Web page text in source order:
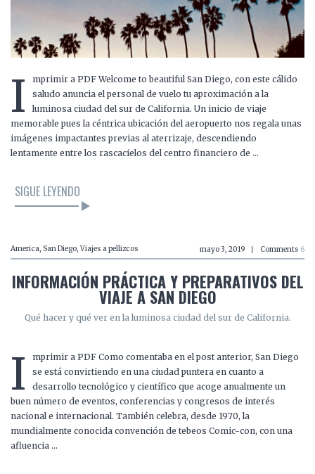
I
mprimir a PDF Welcome to beautiful San Diego, con este cálido
saludo anuncia el personal de vuelo tu aproximación a la
luminosa ciudad del sur de California. Un inicio de viaje
memorable pues la céntrica ubicación del aeropuerto nos regala unas
imágenes impactantes previas al aterrizaje, descendiendo
lentamente entre los rascacielos del centro financiero de …
SIGUE LEYENDO
America San Diego Viajes a pellizcos mayo 3, 2019 Comments 6
INFORMACIÓN PRÁCTICA Y PREPARATIVOS DEL
VIAJE A SAN DIEGO
Qué hacer y qué ver en la luminosa ciudad del sur de California.
I
mprimir a PDF Como comentaba en el post anterior, San Diego
se está convirtiendo en una ciudad puntera en cuanto a
desarrollo tecnológico y científico que acoge anualmente un
buen número de eventos, conferencias y congresos de interés
nacional e internacional. También celebra, desde 1970, la
mundialmente conocida convención de tebeos Comic-con, con una
afluencia …